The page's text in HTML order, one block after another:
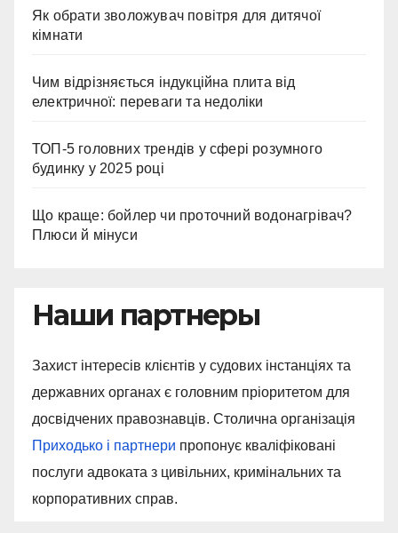
Як обрати зволожувач повітря для дитячої
кімнати
Чим відрізняється індукційна плита від
електричної: переваги та недоліки
ТОП-5 головних трендів у сфері розумного
будинку у 2025 році
Що краще: бойлер чи проточний водонагрівач?
Плюси й мінуси
Наши партнеры
Захист інтересів клієнтів у судових інстанціях та
державних органах є головним пріоритетом для
досвідчених правознавців. Столична організація
Приходько і партнери пропонує кваліфіковані
послуги адвоката з цивільних, кримінальних та
корпоративних справ.